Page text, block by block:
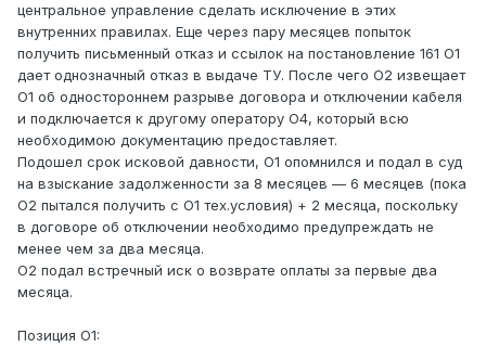
центральное управление сделать исключение в этих
внутренних правилах. Еще через пару месяцев попыток
получить письменный отказ и ссылок на постановление 161 О1
дает однозначный отказ в выдаче ТУ. После чего О2 извещает
О1 об одностороннем разрыве договора и отключении кабеля
и подключается к другому оператору О4, который всю
необходимою документацию предоставляет.
Подошел срок исковой давности, О1 опомнился и подал в суд
на взыскание задолженности за 8 месяцев — 6 месяцев (пока
О2 пытался получить с О1 тех.условия) + 2 месяца, поскольку
в договоре об отключении необходимо предупреждать не
менее чем за два месяца.
О2 подал встречный иск о возврате оплаты за первые два
месяца.
Позиция О1: